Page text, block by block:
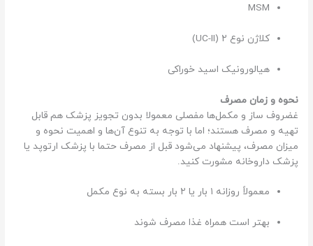
MSM
کلاژن نوع ۲ (UC-II)
هیالورونیک اسید خوراکی
نحوه و زمان مصرف
غضروف ساز و مکمل‌ها مفصلی معمولا بدون تجویز پزشک هم قابل
تهیه و مصرف هستند؛ اما با توجه به تنوع آن‌ها و اهمیت نحوه و
میزان مصرف، پیشنهاد می‌شود قبل از مصرف حتما با پزشک ارتوپد یا
پزشک داروخانه مشورت کنید.
معمولاً روزانه ۱ بار یا ۲ بار بسته به نوع مکمل
بهتر است همراه غذا مصرف شوند